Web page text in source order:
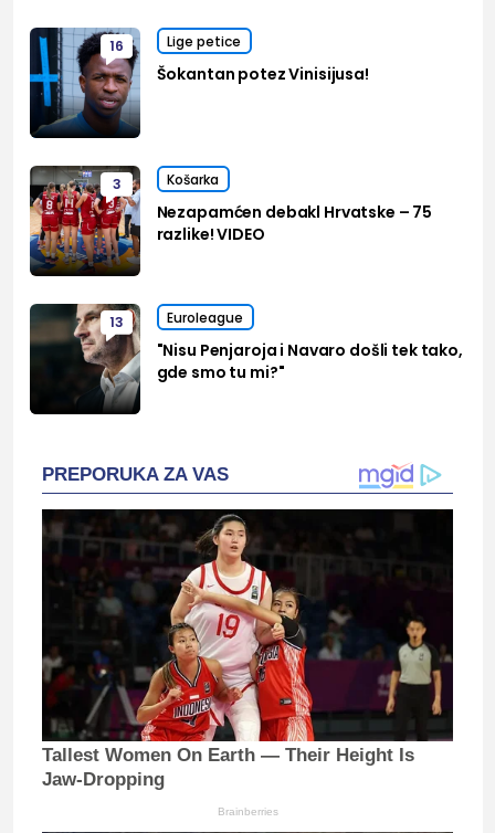
16 Lige petice
Šokantan potez Vinisijusa!
3 Košarka
Nezapamćen debakl Hrvatske – 75
razlike! VIDEO
13 Euroleague
"Nisu Penjaroja i Navaro došli tek tako,
gde smo tu mi?"
PREPORUKA ZA VAS
Tallest Women On Earth — Their Height Is
Jaw-Dropping
Brainberries